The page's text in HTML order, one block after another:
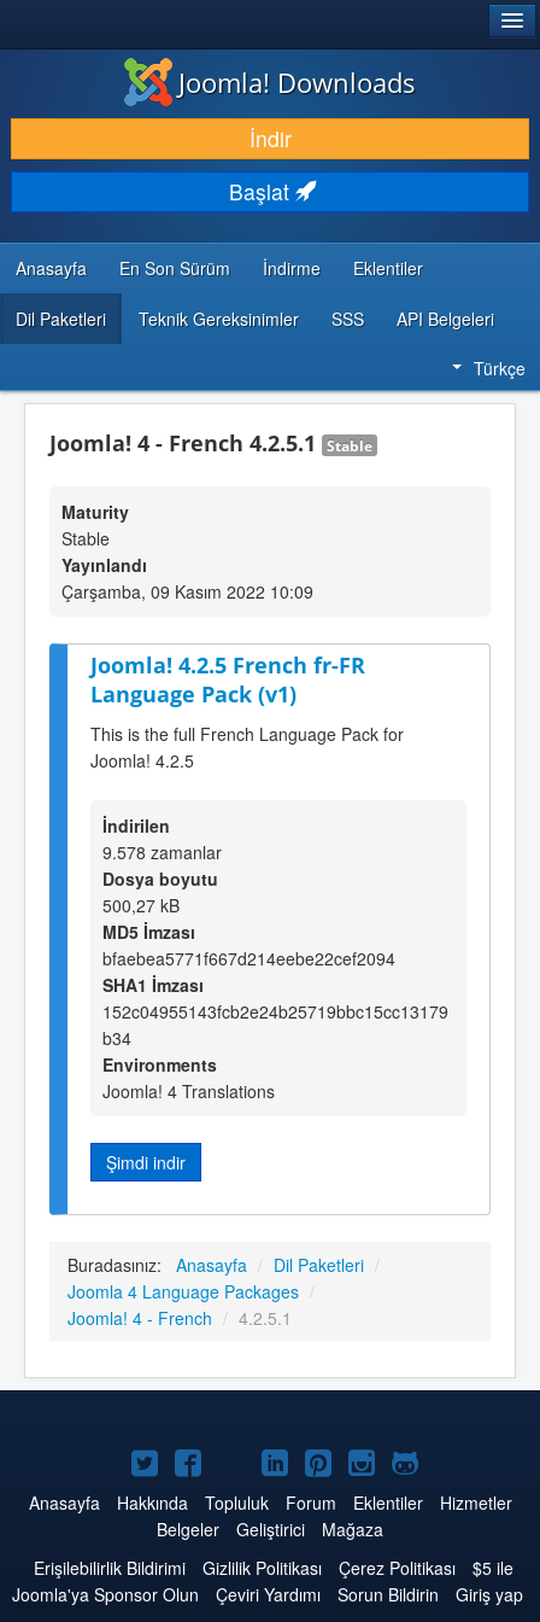
İNDIR & GENIŞLET
KEŞFET & ÖĞREN
TOPLULUK & DESTEK
GELIŞTIRICI KAYNAKLARI
Joomla! Downloads
İndir
Başlat
Anasayfa En Son Sürüm İndirme Eklentiler
Dil Paketleri Teknik Gereksinimler SSS API Belgeleri
Türkçe
Joomla! 4 - French 4.2.5.1 Stable
Maturity
Stable
Yayınlandı
Çarşamba, 09 Kasım 2022 10:09
Joomla! 4.2.5 French fr-FR
Language Pack (v1)
This is the full French Language Pack for
Joomla! 4.2.5
İndirilen
9.578 zamanlar
Dosya boyutu
500,27 kB
MD5 İmzası
bfaebea5771f667d214eebe22cef2094
SHA1 İmzası
152c04955143fcb2e24b25719bbc15cc13179
b34
Environments
Joomla! 4 Translations
Şimdi indir
Buradasınız: Anasayfa / Dil Paketleri /
Joomla 4 Language Packages /
Joomla! 4 - French / 4.2.5.1
Twitter'da
Joomla
Facebook'da
Joomla
YouTube'da
Joomla
LinkedIn'de
Joomla
Pinterest'de
Joomla
Instagram'da
Joomla
GitHub'da
Joomla
Anasayfa Hakkında Topluluk Forum Eklentiler
Hizmetler
Belgeler
Geliştirici
Mağaza
Erişilebilirlik Bildirimi
Gizlilik Politikası Çerez Politikası
$5 ile
Joomla'ya Sponsor Olun
Çeviri Yardımı Sorun Bildirin
Giriş yap